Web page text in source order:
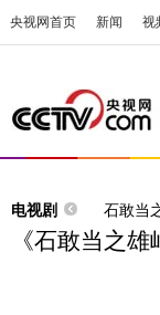
央视网首页 新闻 视
电视剧 石敢当
《石敢当之